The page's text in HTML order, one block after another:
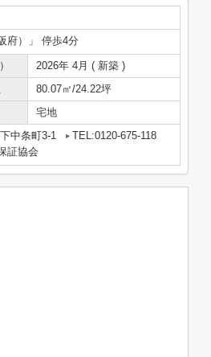
府）」 停歩4分
2026年 4月 ( 新築 )
80.07㎡/24.22坪
宅地
中条町3-1
TEL:0120-675-118
証協会